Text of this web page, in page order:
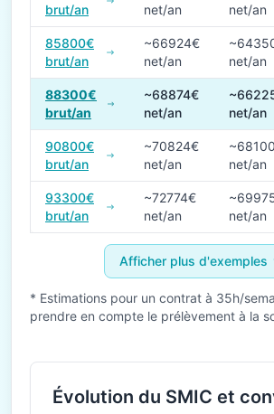
brut/an
net/an
net/an
85800€
brut/an
~66924€
net/an
net/an
88300€
brut/an
~68874€
net/an
net/an
90800€
brut/an
~70824€
net/an
net/an
93300€
brut/an
~72774€
net/an
net/an
Afficher plus d'exemples
* Estimations pour un contrat à 35h/
prendre en compte le prélèvement à la
Évolution du SMIC et